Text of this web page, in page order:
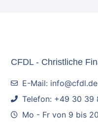
CFDL - Christliche
E-Mail: info@cfdl.de
Telefon: +49 30 39
Mo - Fr von 9 bis